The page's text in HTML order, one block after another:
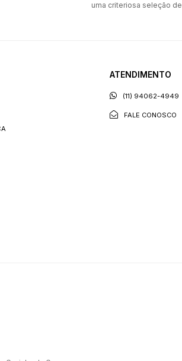
uma criteriosa seleção
ATENDIMENTO
(11) 94062-4949
FALE CONOSCO